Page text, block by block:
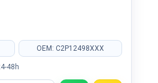
OEM: C2P12498XXX
48h